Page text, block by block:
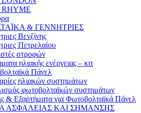
RHYME
& ΓΕΝΝΗΤΡΙΕΣ
Βενζίνης
Πετρελαίου
στροφών
ηλιακής ενέργειας – κιτ
Πάνελ
ηλιακών συστημάτων
φωτοβολταϊκών συστημάτων
& Εξαρτήματα για Φωτοβολταϊκά Πάνελ
ΑΣΦΑΛΕΙΑΣ ΚΑΙ ΣΗΜΑΝΣΗΣ